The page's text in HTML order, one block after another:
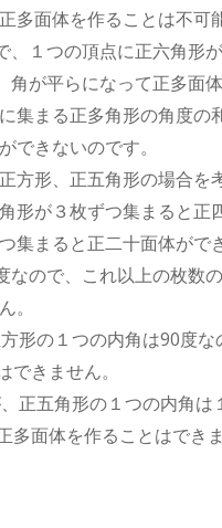
多面体を作ることは不可
、１つの頂点に正六角形
角が平らになって正多面
集まる正多角形の角度の
できないのです。
方形、正五角形の場合を
形が３枚ずつ集まると正
集まると正二十面体がで
なので、これ以上の枚数
。
形の１つの内角は90度
きません。
正五角形の１つの内角
面体を作ることはできま